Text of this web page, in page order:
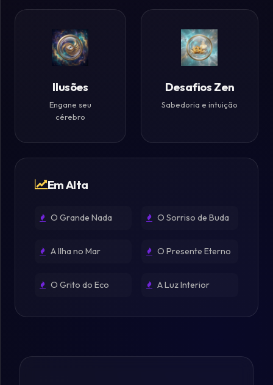
Ilusões
Engane seu
cérebro
Desafios Zen
Sabedoria e intuição
Em Alta
O Grande Nada O Sorriso de Buda
A Ilha no Mar O Presente Eterno
O Grito do Eco A Luz Interior